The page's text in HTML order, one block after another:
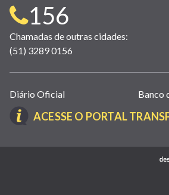
Telefone
para
contato:
156
Chamadas de outras cidades:
(51) 3289 0156
Links
úteis
(abrem
nova
Diário Oficial Banco
ACESSE O PORTAL